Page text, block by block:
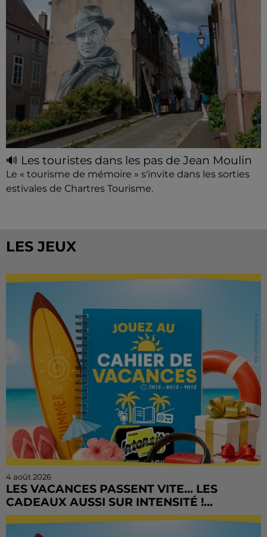
🔊 Les touristes dans les pas de Jean Moulin
Le « tourisme de mémoire » s'invite dans les sorties
estivales de Chartres Tourisme.
LES JEUX
4 août 2026
LES VACANCES PASSENT VITE... LES
CADEAUX AUSSI SUR INTENSITÉ !...
L'été file à toute vitesse, mais il est encore temps de